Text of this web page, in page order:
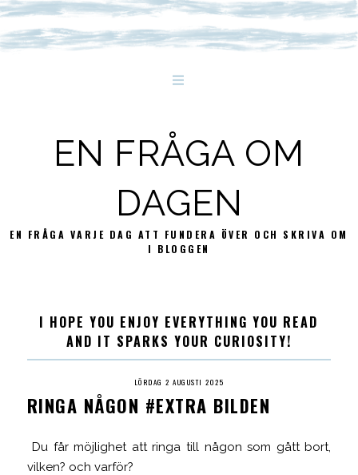
EN FRÅGA OM
DAGEN
EN FRÅGA VARJE DAG ATT FUNDERA ÖVER OCH SKRIVA OM
I BLOGGEN
I HOPE YOU ENJOY EVERYTHING YOU READ
AND IT SPARKS YOUR CURIOSITY!
LÖRDAG 2 AUGUSTI 2025
RINGA NÅGON #EXTRA BILDEN
Du får möjlighet att ringa till någon som gått bort,
vilken? och varför?